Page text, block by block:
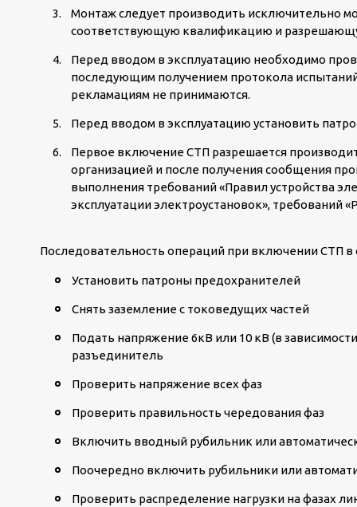
Монтаж следует производить исключительно
соответствующую квалификацию и
Перед вводом в эксплуатацию необходимо
последующим получением протокола
рекламациям не принимаются.
Перед вводом в эксплуатацию установить
Первое включение СТП разрешается
организацией и после получения сообщения
выполнения требований «Правил устройства
эксплуатации электроустановок», требований
Последовательность операций при включении СТП
Установить патроны предохранителей
Снять заземление с токоведущих частей
Подать напряжение 6кВ или 10 кВ (в
разъединитель
Проверить напряжение всех фаз
Проверить правильность чередования фаз
Включить вводный рубильник или
Поочередно включить рубильники или
Проверить распределение нагрузки на фазах